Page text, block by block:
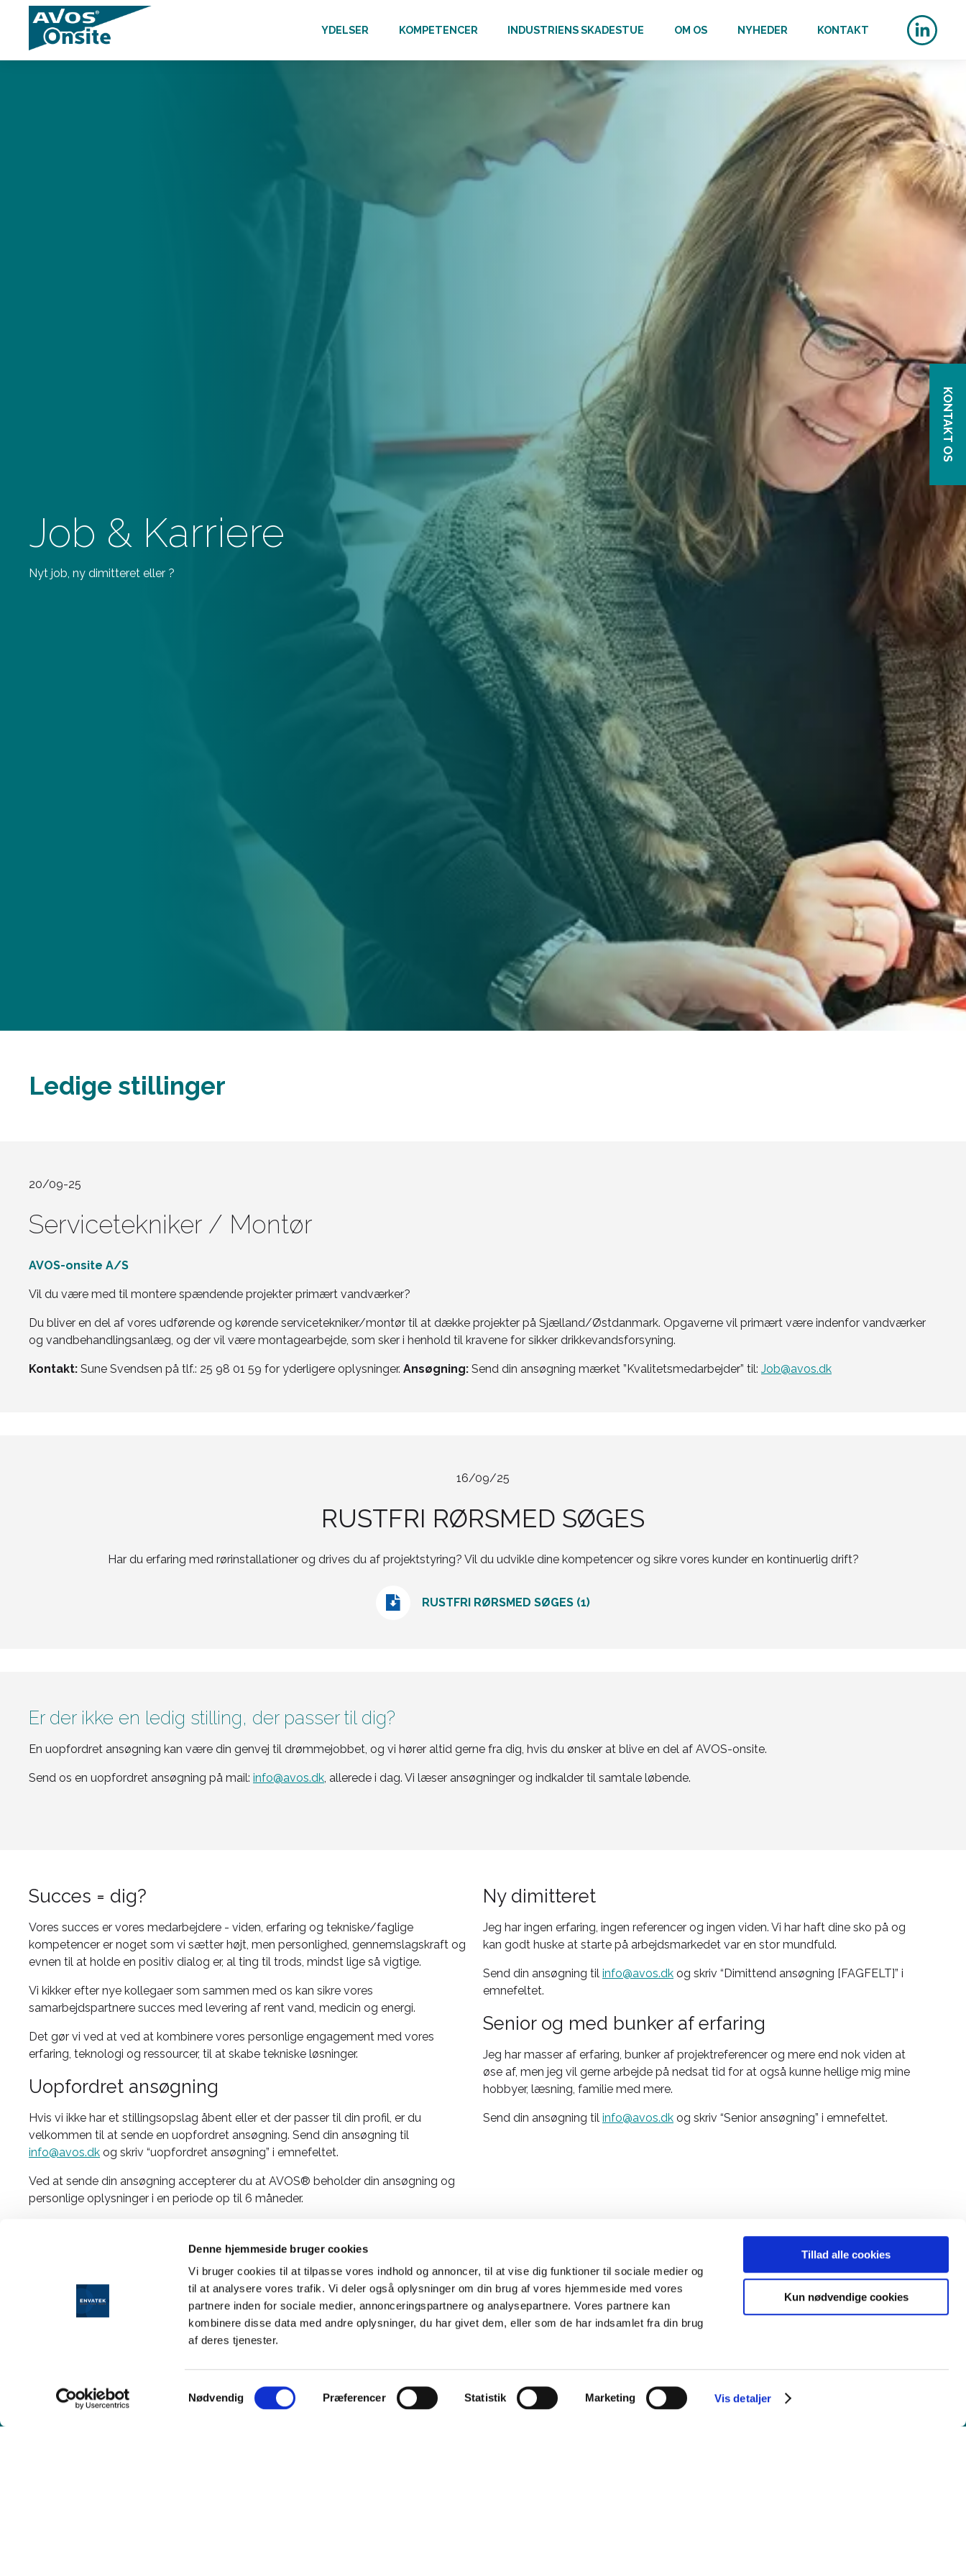
Denne hjemmeside bruger cookies
Vi bruger cookies til at tilpasse vores indhold og annoncer, til at vise dig funktioner til sociale medier og
til at analysere vores trafik. Vi deler også oplysninger om din brug af vores hjemmeside med vores
partnere inden for sociale medier, annonceringspartnere og analysepartnere. Vores partnere kan
kombinere disse data med andre oplysninger, du har givet dem, eller som de har indsamlet fra din brug
af deres tjenester.
Samtykkevalg
Nødvendig Præferencer Statistik Marketing Vis detaljer
Tillad alle cookies
Kun nødvendige cookies
YDELSER KOMPETENCER INDUSTRIENS SKADESTUE OM OS NYHEDER KONTAKT
Job & Karriere
Nyt job, ny dimitteret eller ?
Ledige stillinger
20/09-25
Servicetekniker / Montør
AVOS-onsite A/S
Vil du være med til montere spændende projekter primært vandværker?
Du bliver en del af vores udførende og kørende servicetekniker/montør til at dække projekter på Sjælland/Østdanmark. Opgaverne vil primært være indenfor vandværker
og vandbehandlingsanlæg, og der vil være montagearbejde, som sker i henhold til kravene for sikker drikkevandsforsyning.
Kontakt: Sune Svendsen på tlf.: 25 98 01 59 for yderligere oplysninger. Ansøgning: Send din ansøgning mærket ”Kvalitetsmedarbejder” til: Job@avos.dk
16/09/25
RUSTFRI RØRSMED SØGES
Har du erfaring med rørinstallationer og drives du af projektstyring? Vil du udvikle dine kompetencer og sikre vores kunder en kontinuerlig drift?
RUSTFRI RØRSMED SØGES (1)
Er der ikke en ledig stilling, der passer til dig?
En uopfordret ansøgning kan være din genvej til drømmejobbet, og vi hører altid gerne fra dig, hvis du ønsker at blive en del af AVOS-onsite.
Send os en uopfordret ansøgning på mail: info@avos.dk, allerede i dag. Vi læser ansøgninger og indkalder til samtale løbende.
Succes = dig?
Vores succes er vores medarbejdere - viden, erfaring og tekniske/faglige
kompetencer er noget som vi sætter højt, men personlighed, gennemslagskraft og
evnen til at holde en positiv dialog er, al ting til trods, mindst lige så vigtige.
Vi kikker efter nye kollegaer som sammen med os kan sikre vores
samarbejdspartnere succes med levering af rent vand, medicin og energi.
Det gør vi ved at ved at kombinere vores personlige engagement med vores
erfaring, teknologi og ressourcer, til at skabe tekniske løsninger.
Uopfordret ansøgning
Hvis vi ikke har et stillingsopslag åbent eller et der passer til din profil, er du
velkommen til at sende en uopfordret ansøgning. Send din ansøgning til
info@avos.dk og skriv “uopfordret ansøgning” i emnefeltet.
Ved at sende din ansøgning accepterer du at AVOS® beholder din ansøgning og
personlige oplysninger i en periode op til 6 måneder.
igennem og hvilke kompetencer du mener er dine stærkeste fortrin (bare rolig, du
Alle ansøgere vil modtage en meddelelse, men vi sender ikke andet feedback ved
uopfordrede ansøgninger, medmindre du bliver indkaldt til samtale.
Ny dimitteret
Jeg har ingen erfaring, ingen referencer og ingen viden. Vi har haft dine sko på og
kan godt huske at starte på arbejdsmarkedet var en stor mundfuld.
Send din ansøgning til info@avos.dk og skriv “Dimittend ansøgning [FAGFELT]” i
emnefeltet.
Senior og med bunker af erfaring
Jeg har masser af erfaring, bunker af projektreferencer og mere end nok viden at
øse af, men jeg vil gerne arbejde på nedsat tid for at også kunne hellige mig mine
hobbyer, læsning, familie med mere.
Send din ansøgning til info@avos.dk og skriv “Senior ansøgning” i emnefeltet.
KONTAKT OS